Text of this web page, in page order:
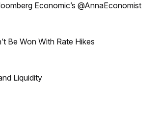
Economic’s @AnnaEconomist
Be Won With Rate Hikes
Liquidity